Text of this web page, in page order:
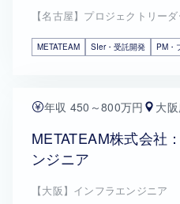
【名古屋】プロジェクトリー
METATEAM SIer・受託開発 PM・
年収 450～800万円 大
METATEAM株式会社
ンジニア
【大阪】インフラエンジニア